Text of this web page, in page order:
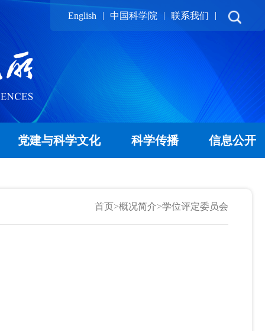
English | 中国科学院 | 联系我们 |
党建与科学文化 科学传播 信息公开
首页>概况简介>学位评定委员会